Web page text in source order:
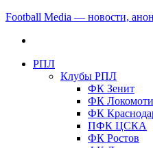
Football Media — новости,
РПЛ
Клубы РПЛ
ФК Зенит
ФК
ФК
ПФК ЦСКА
ФК Ростов